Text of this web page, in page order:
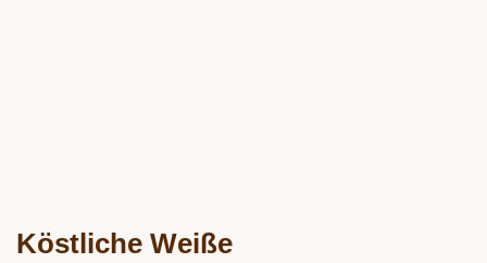
Köstliche Weiße